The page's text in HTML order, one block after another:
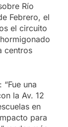
Río
Febrero, el
el circuito
centros
una
la Av. 12
en
para